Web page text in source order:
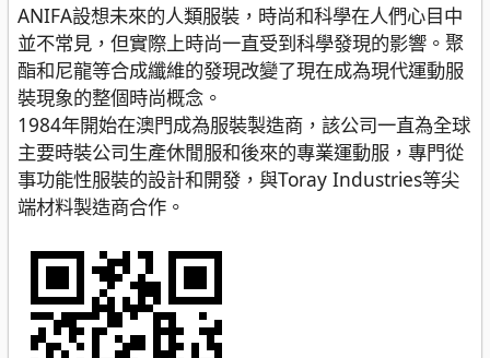
ANIFA設想未來的人類服裝，時尚和科學在人們心目中
並不常見，但實際上時尚一直受到科學發現的影響。聚
酯和尼龍等合成纖維的發現改變了現在成為現代運動服
裝現象的整個時尚概念。
1984年開始在澳門成為服裝製造商，該公司一直為全球
主要時裝公司生產休閒服和後來的專業運動服，專門從
事功能性服裝的設計和開發，與Toray Industries等尖
端材料製造商合作。